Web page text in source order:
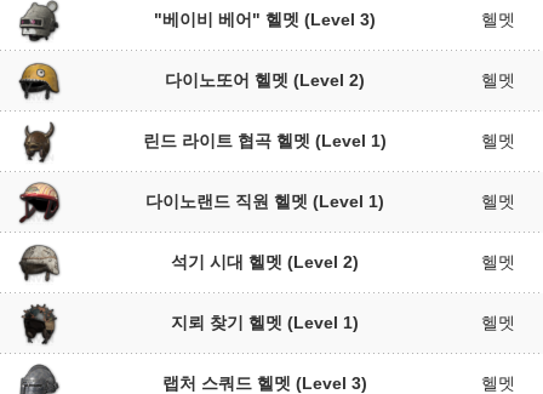
"베이비 베어" 헬멧 (Level 3) 헬멧
다이노또어 헬멧 (Level 2) 헬멧
린드 라이트 협곡 헬멧 (Level 1) 헬멧
다이노랜드 직원 헬멧 (Level 1) 헬멧
석기 시대 헬멧 (Level 2) 헬멧
지뢰 찾기 헬멧 (Level 1) 헬멧
랩처 스쿼드 헬멧 (Level 3) 헬멧